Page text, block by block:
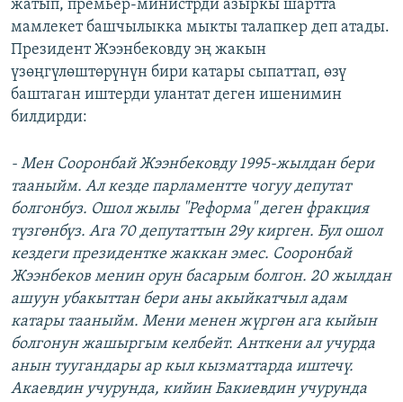
жатып, премьер-министрди азыркы шартта
мамлекет башчылыкка мыкты талапкер деп атады.
Президент Жээнбековду эң жакын
үзөңгүлөштөрүнүн бири катары сыпаттап, өзү
баштаган иштерди улантат деген ишенимин
билдирди:
- Мен Сооронбай Жээнбековду 1995-жылдан бери
тааныйм. Ал кезде парламентте чогуу депутат
болгонбуз. Ошол жылы "Реформа" деген фракция
түзгөнбүз. Ага 70 депутаттын 29у кирген. Бул ошол
кездеги президентке жаккан эмес. Сооронбай
Жээнбеков менин орун басарым болгон. 20 жылдан
ашуун убакыттан бери аны акыйкатчыл адам
катары тааныйм. Мени менен жүргөн ага кыйын
болгонун жашыргым келбейт. Анткени ал учурда
анын туугандары ар кыл кызматтарда иштечү.
Акаевдин учурунда, кийин Бакиевдин учурунда